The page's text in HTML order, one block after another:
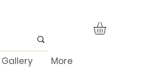
Gallery More